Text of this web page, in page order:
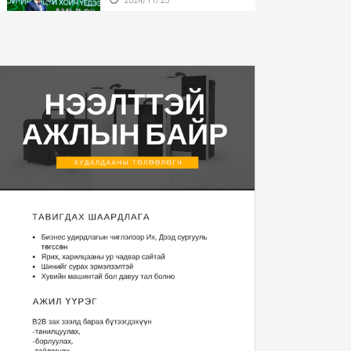
тунхагласны баярыг ...
2024/11/25
Монгол Улсын Ерөнхийлөгч
У.Хүрэлсүх БНӨС...
2024/11/22
Монгол Улсын Ерөнхийлөгч
2025 оны Төсвий...
2024/11/20
2024/11/13